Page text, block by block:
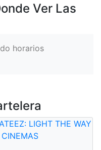
Ver Las
horarios